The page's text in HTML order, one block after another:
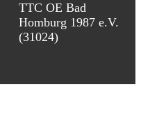
TTC OE Bad
Homburg 1987 e.V.
(31024)